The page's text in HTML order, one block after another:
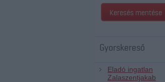
Keresés mentése
Gyorskereső
Eladó ingatlan
Zalaszentjakab